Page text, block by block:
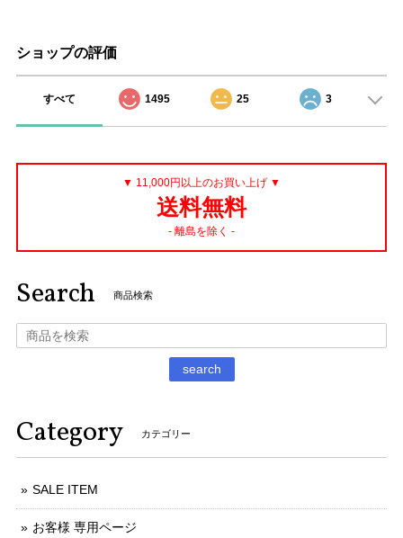
ショップの評価
すべて 1495 25 3
▼ 11,000円以上のお買い上げ ▼
送料無料
- 離島を除く -
Search 商品検索
search
Category カテゴリー
SALE ITEM
お客様 専用ページ